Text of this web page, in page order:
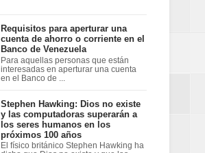
Requisitos para aperturar una
cuenta de ahorro o corriente en el
Banco de Venezuela
Para aquellas personas que están
interesadas en aperturar una cuenta
en el Banco de ...
Stephen Hawking: Dios no existe
y las computadoras superarán a
los seres humanos en los
próximos 100 años
El físico británico Stephen Hawking ha